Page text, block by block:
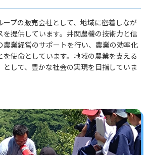
プの販売会社として、地域に密着しなが
を提供しています。井関農機の技術力と信
農業経営のサポートを行い、農業の効率化
を使命としています。地域の農業を支える
として、豊かな社会の実現を目指していま